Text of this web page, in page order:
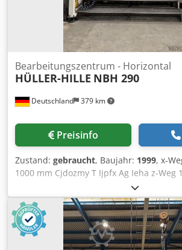
Maschine wird ohne Werkzeughalter,
Spannmittel verkauft.
Deutschland 379 km
Bearbeitungszentrum - Horizontal
HÜLLER-HILLE NBH 290
Preisinfo
Zustand: gebraucht, Baujahr: 1999, x-
1000 mm Cjdozmy T Ijpfx Ag Ieha z-Weg
Steuerung Siemens 840 C
CNC Horizontal Bearbeitungszentrum
290 Baujahr 1999 Steuerung Siemens
1800 mm Y 1000 mm Z 1200 mm Crash /
!!! Die Geometrie ist bei